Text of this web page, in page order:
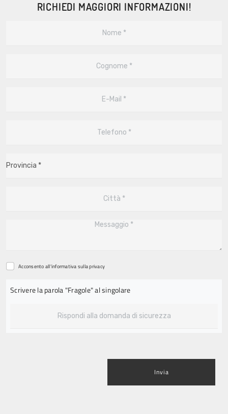
RICHIEDI MAGGIORI INFORMAZIONI!
Acconsento all'informativa sullaprivacy
Scrivere la parola "Fragole" al singolare
Invia